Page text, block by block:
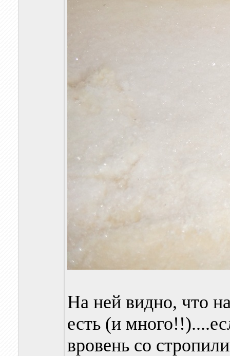
На ней видно, что
есть (и
вровень со